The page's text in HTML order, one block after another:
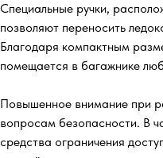
Специальные ручки,
позволяют переносить
Благодаря компактным
помещается в багажнике
Повышенное внимание при
вопросам безопасности. В
средства ограничения